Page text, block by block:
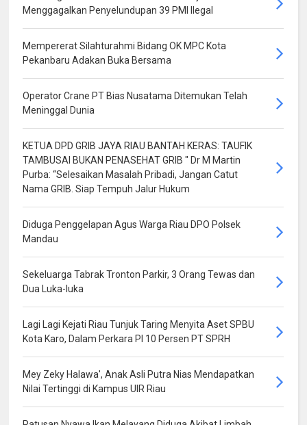
Menggagalkan Penyelundupan 39 PMI Ilegal
Mempererat Silahturahmi Bidang OK MPC Kota
Pekanbaru Adakan Buka Bersama
Operator Crane PT Bias Nusatama Ditemukan Telah
Meninggal Dunia
KETUA DPD GRIB JAYA RIAU BANTAH KERAS: TAUFIK
TAMBUSAI BUKAN PENASEHAT GRIB " Dr M Martin
Purba: “Selesaikan Masalah Pribadi, Jangan Catut
Nama GRIB. Siap Tempuh Jalur Hukum
Diduga Penggelapan Agus Warga Riau DPO Polsek
Mandau
Sekeluarga Tabrak Tronton Parkir, 3 Orang Tewas dan
Dua Luka-luka
Lagi Lagi Kejati Riau Tunjuk Taring Menyita Aset SPBU
Kota Karo, Dalam Perkara PI 10 Persen PT SPRH
Mey Zeky Halawa', Anak Asli Putra Nias Mendapatkan
Nilai Tertinggi di Kampus UIR Riau